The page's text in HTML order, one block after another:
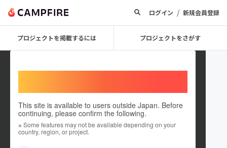
ログイン / 新規会員登録
プロジェクトを掲載するには プロジェクトをさがす
This site is available to users outside Japan. Before
continuing, please confirm the following.
※ Some features may not be available depending on your
country, region, or project.
koichirosaito